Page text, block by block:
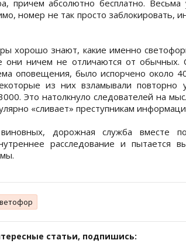
причем абсолютно бесплатно. Весьма
номер не так просто заблокировать,
хорошо знают, какие именно
они ничем не отличаются от обычных.
оповещения, было испорчено около
из них взламывали повторно
Это натолкнуло следователей на
«сливает» преступникам
дорожная служба вместе
расследование и пытается
статьи, подпишись: